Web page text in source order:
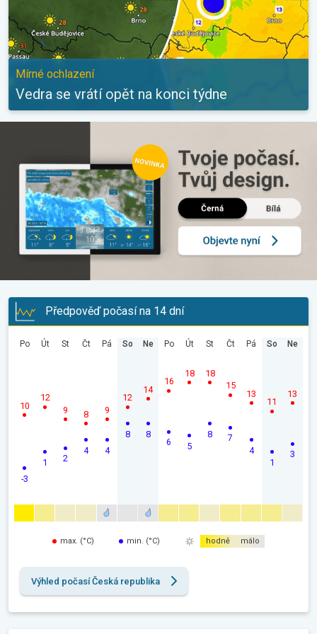
Mírné ochlazení
Vedra se vrátí opět na konci týdne
Předpověď počasí na 14 dní
Po
-3
10
Út
1
12
St
2
9
Čt
4
8
Pá
4
9
So
8
12
Ne
8
14
Po
6
16
Út
5
18
St
8
18
Čt
7
15
Pá
4
13
So
1
11
Ne
3
13
max. (°C) min. (°C) hodně málo
Výhled počasí Česká republika